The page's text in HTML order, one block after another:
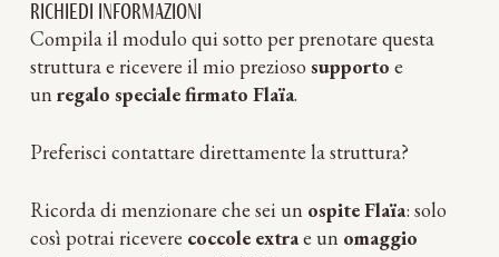
Richiedi informazioni
Compila il modulo qui sotto per prenotare questa
struttura e ricevere il mio prezioso supporto e
un regalo speciale firmato Flaïa.
Preferisci contattare direttamente la struttura?
Ricorda di menzionare che sei un ospite Flaïa: solo
così potrai ricevere coccole extrae un omaggio